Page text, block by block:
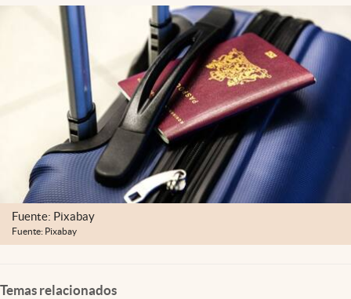
abre en nueva pestaña
México
Fuente: Pixabay
Fuente: Pixabay
Temas relacionados